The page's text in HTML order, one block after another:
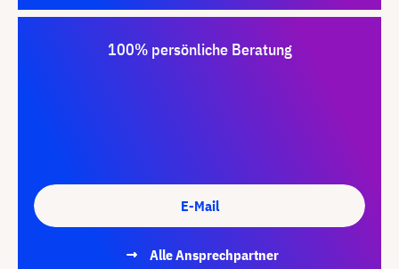
100% persönliche Beratung
E-Mail
Alle Ansprechpartner